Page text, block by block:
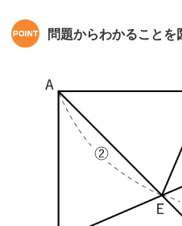
問題からわかることを